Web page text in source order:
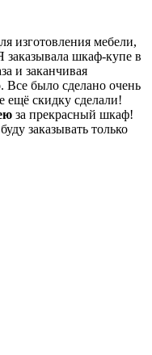
изготовления мебели,
шкаф-купе в
и заканчивая
было сделано очень
ещё скидку сделали!
за прекрасный шкаф!
заказывать только